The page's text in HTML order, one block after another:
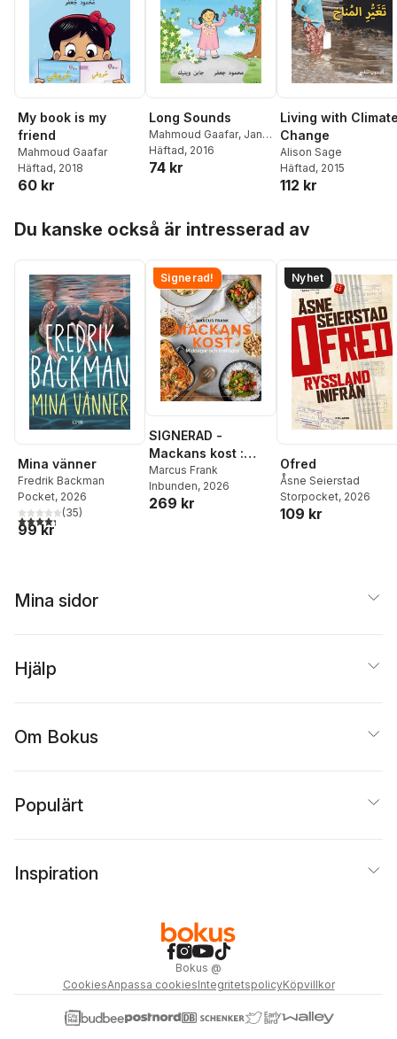
My book is my
friend
Mahmoud Gaafar
Häftad, 2018
60 kr
Long Sounds
Mahmoud Gaafar, Jane
Wightwick
Häftad, 2016
74 kr
Living with
Change
Alison Sage
Häftad, 2015
112 kr
Du kanske också är intresserad av
Mina vänner
Fredrik Backman
Pocket, 2026
4,3utav 5 stjärnor. Totalt antal röster:
(35)
99 kr
Signerad!
SIGNERAD -
Mackans kost :
Middagar och
matlådor
Marcus Frank
Inbunden, 2026
269 kr
Nyhet
Ofred
Åsne Seierstad
Storpocket, 2026
109 kr
Mina sidor
Hjälp
Om Bokus
Populärt
Inspiration
Bokus @
CookiesAnpassa cookiesIntegritetspolicyKöpvillkor